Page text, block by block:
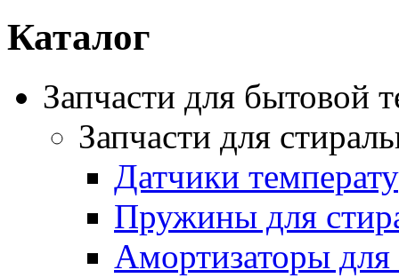
Каталог
Запчасти для бытовой
Запчасти для
Датчики
Пружины для
Амортизаторы